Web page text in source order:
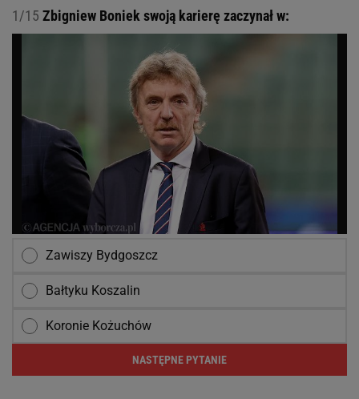
1/15 Zbigniew Boniek swoją karierę zaczynał w:
Zawiszy Bydgoszcz
Bałtyku Koszalin
Koronie Kożuchów
NASTĘPNE PYTANIE